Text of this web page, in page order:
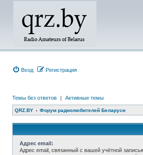
Вход Регистрация
Темы без ответов | Активные темы
QRZ.BY Форум радиолюбителей Беларуси
Адрес email:
Адрес email, связанный с вашей учётной